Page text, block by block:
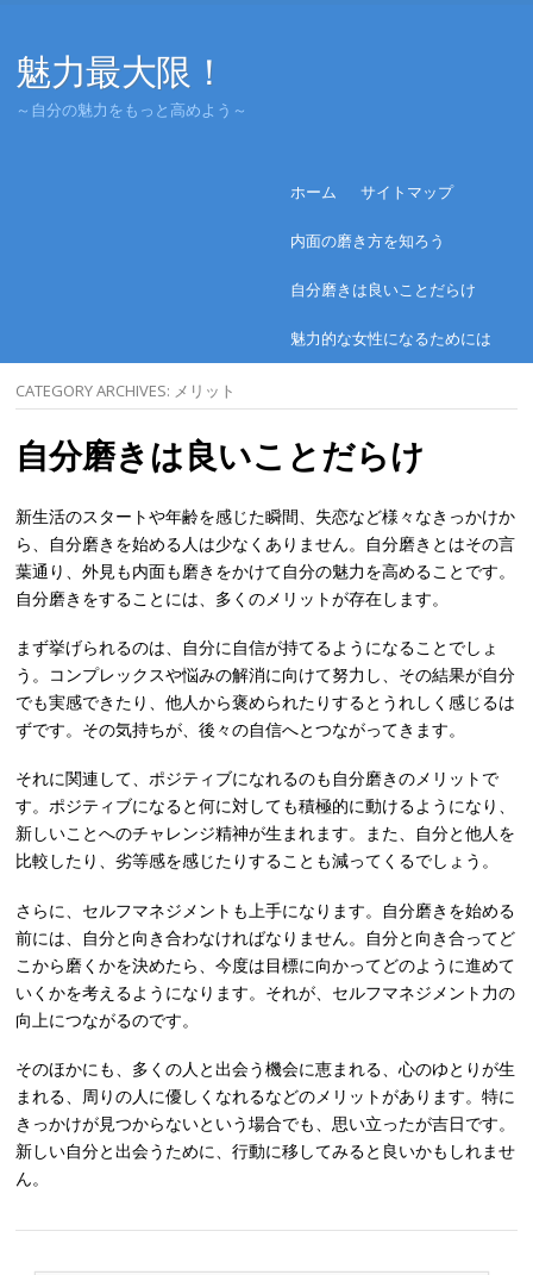
魅力最大限！
～自分の魅力をもっと高めよう～
Skip to content
ホーム サイトマップ
内面の磨き方を知ろう
自分磨きは良いことだらけ
魅力的な女性になるためには
CATEGORY ARCHIVES: メリット
自分磨きは良いことだらけ
新生活のスタートや年齢を感じた瞬間、失恋など様々なきっかけか
ら、自分磨きを始める人は少なくありません。自分磨きとはその言
葉通り、外見も内面も磨きをかけて自分の魅力を高めることです。
自分磨きをすることには、多くのメリットが存在します。
まず挙げられるのは、自分に自信が持てるようになることでしょ
う。コンプレックスや悩みの解消に向けて努力し、その結果が自分
でも実感できたり、他人から褒められたりするとうれしく感じるは
ずです。その気持ちが、後々の自信へとつながってきます。
それに関連して、ポジティブになれるのも自分磨きのメリットで
す。ポジティブになると何に対しても積極的に動けるようになり、
新しいことへのチャレンジ精神が生まれます。また、自分と他人を
比較したり、劣等感を感じたりすることも減ってくるでしょう。
さらに、セルフマネジメントも上手になります。自分磨きを始める
前には、自分と向き合わなければなりません。自分と向き合ってど
こから磨くかを決めたら、今度は目標に向かってどのように進めて
いくかを考えるようになります。それが、セルフマネジメント力の
向上につながるのです。
そのほかにも、多くの人と出会う機会に恵まれる、心のゆとりが生
まれる、周りの人に優しくなれるなどのメリットがあります。特に
きっかけが見つからないという場合でも、思い立ったが吉日です。
新しい自分と出会うために、行動に移してみると良いかもしれませ
ん。